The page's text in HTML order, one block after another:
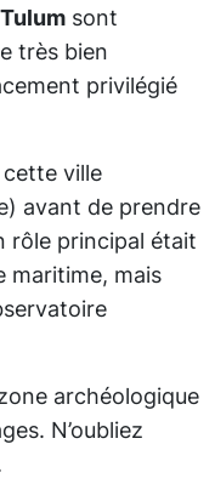
sont
très bien
privilégié
cette ville
avant de prendre
rôle principal était
maritime, mais
archéologique
N’oubliez